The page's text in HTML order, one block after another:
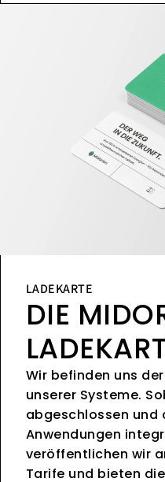
LADEKARTE
DIE
Wir befinden uns
unserer Systeme.
abgeschlossen und
Anwendungen
veröffentlichen wir
Tarife und bieten